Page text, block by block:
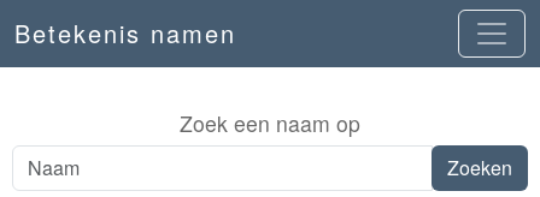
Betekenis namen
Zoek een naam op